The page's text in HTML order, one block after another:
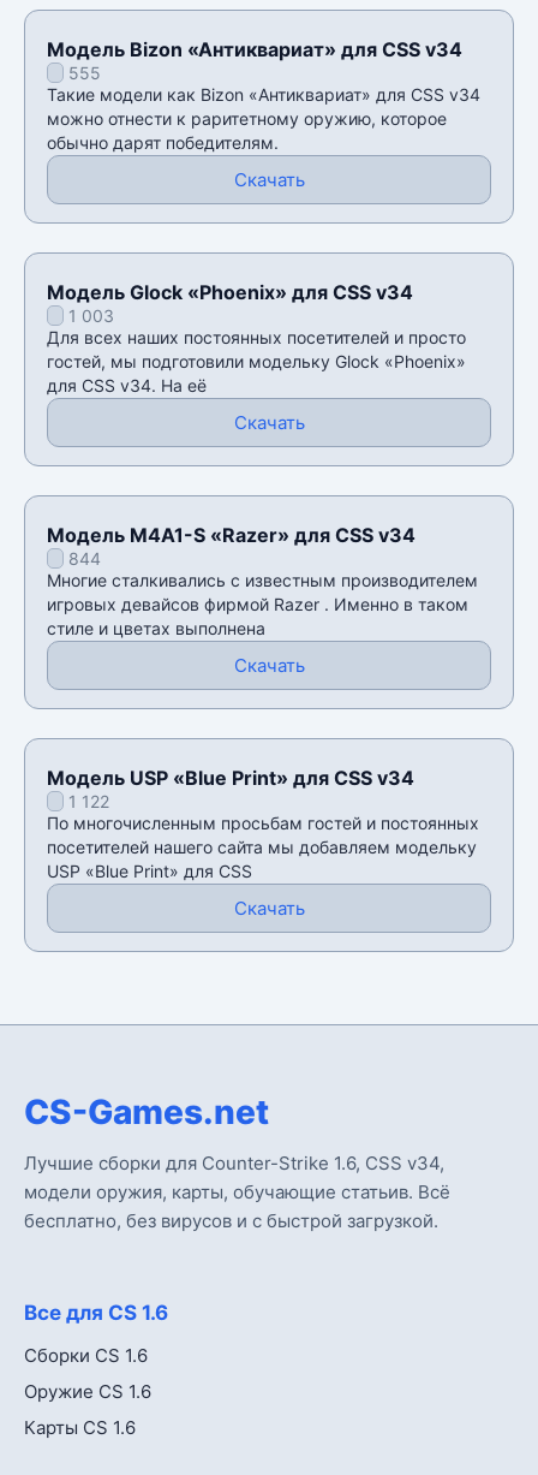
Модель Bizon «Антиквариат» для CSS v34
555
Такие модели как Bizon «Антиквариат» для CSS v34
можно отнести к раритетному оружию, которое
обычно дарят победителям.
Скачать
Модель Glock «Phoenix» для CSS v34
1 003
Для всех наших постоянных посетителей и просто
гостей, мы подготовили модельку Glock «Phoenix»
для CSS v34. На её
Скачать
Модель M4A1-S «Razer» для CSS v34
844
Многие сталкивались с известным производителем
игровых девайсов фирмой Razer . Именно в таком
стиле и цветах выполнена
Скачать
Модель USP «Blue Print» для CSS v34
1 122
По многочисленным просьбам гостей и постоянных
посетителей нашего сайта мы добавляем модельку
USP «Blue Print» для CSS
Скачать
CS-Games.net
Лучшие сборки для Counter-Strike 1.6, CSS v34,
модели оружия, карты, обучающие статьив. Всё
бесплатно, без вирусов и с быстрой загрузкой.
Все для CS 1.6
Сборки CS 1.6
Оружие CS 1.6
Карты CS 1.6